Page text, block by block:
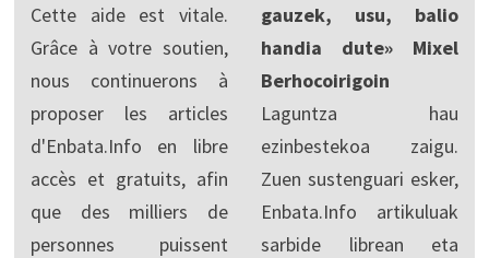
Cette aide est vitale.
Grâce à votre soutien,
nous continuerons à
proposer les articles
d'Enbata.Info en libre
accès et gratuits, afin
que des milliers de
personnes puissent
gauzek, usu, balio
handia dute» Mixel
Berhocoirigoin
Laguntza hau
ezinbestekoa zaigu.
Zuen sustenguari esker,
Enbata.Info artikuluak
sarbide librean eta